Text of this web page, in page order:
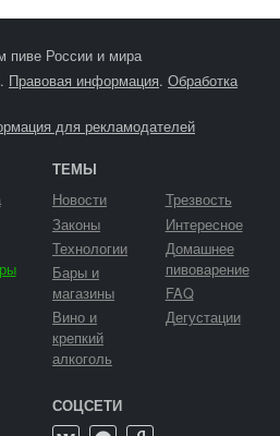
пиве России и мира
Правовая информация. Обработка
для рекламодателей
ТЕМЫ
Новости
Законы
Технологии
Бары и
магазины
Вино и
крепкий
алкоголь
Трезвость
Интересное
Домашнее
пивоварение
FAQ
Дегустации
СОЦСЕТИ